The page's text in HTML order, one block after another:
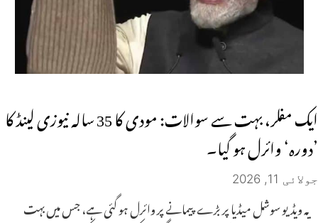
ایک مفلر، بہت سے سوالات: مودی کا 35 سالہ نیوزی لینڈ کا
’دورہ‘ وائرل ہو گیا۔
جولائی 11, 2026
یہ ویڈیو سوشل میڈیا پر بڑے پیمانے پر وائرل ہو گئی ہے، جس میں بہت